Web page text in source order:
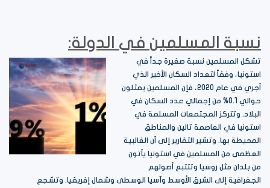
نسبة المسلمين في الدولة:
تشكل المسلمين نسبة صغيرة جداً في
استونيا، وفقاً لتعداد السكان الأخير الذي
أجري في عام 2020، فإن المسلمين يمثلون
حوالي 0.1% من إجمالي عدد السكان في
البلاد. وتتركز المجتمعات المسلمة في
استونيا في العاصمة تالين والمناطق
المحيطة بها. وتشير التقارير إلى أن الغالبية
العظمى من المسلمين في استونيا يأتون
من بلدان مثل روسيا وتتتبع أصولهم
الجغرافية إلى الشرق الأوسط وآسيا الوسطى وشمال إفريقيا. وتشجع